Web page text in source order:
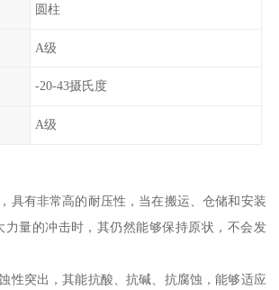
圆柱
A级
-20-43摄氏度
A级
具有非常高的耐压性，当在搬运、仓储和安装
力量的冲击时，其仍然能够保持原状，不会发
性突出，其能抗酸、抗碱、抗腐蚀，能够适应